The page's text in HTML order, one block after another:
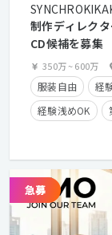
制作ディレク
CD候補を募集
350万~600万
服装自由 経
経験浅めOK
在宅勤務可